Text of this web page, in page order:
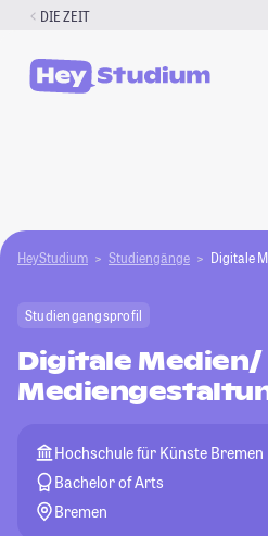
Zum
springen
DIE ZEIT
HeyStudium Studiengänge Digitale
Studiengangsprofil
Digitale Medien/
Hochschule für Künste Bremen
Bachelor of Arts
Bremen